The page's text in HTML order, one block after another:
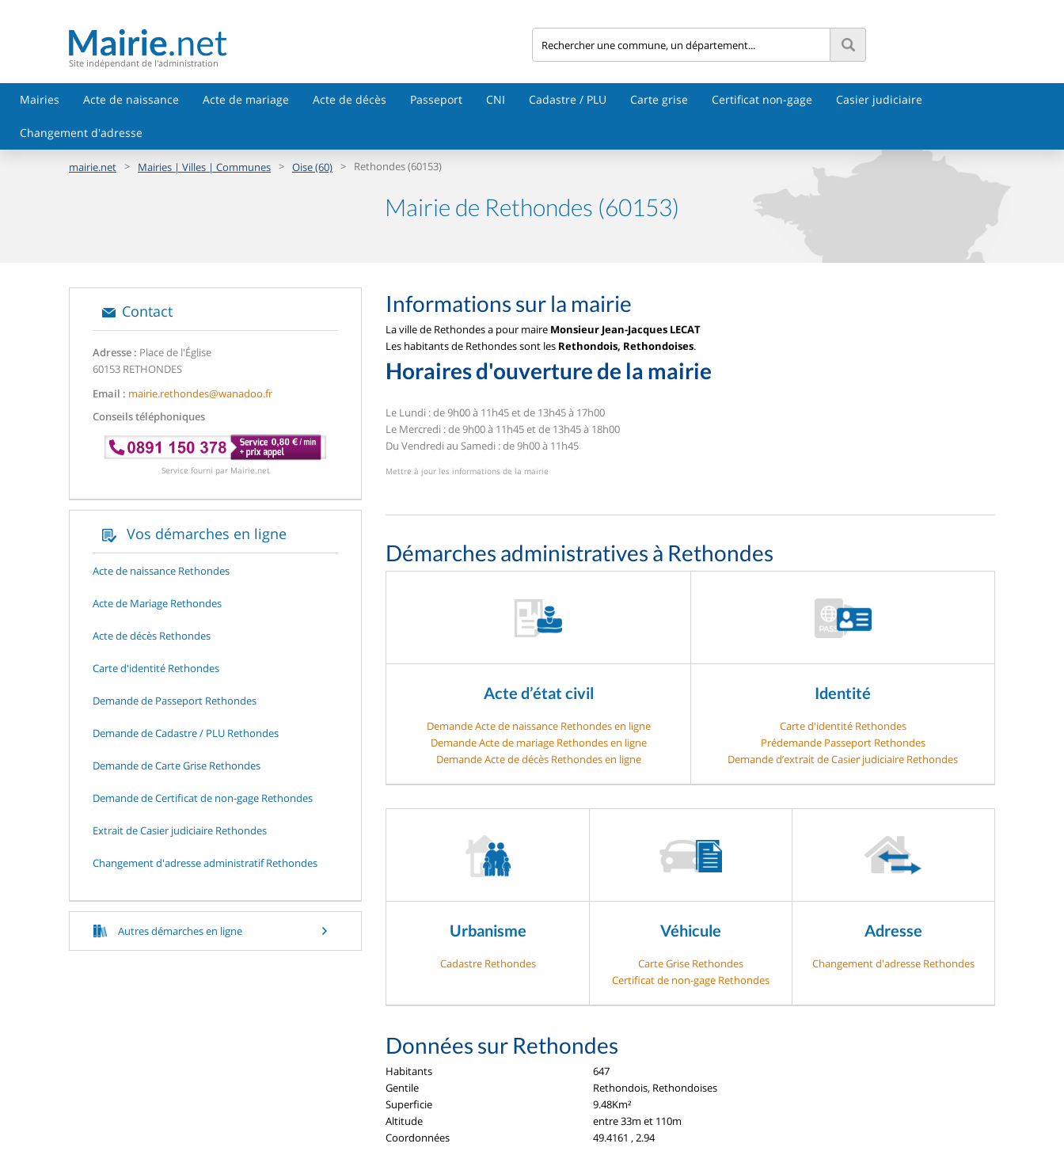
Site indépendant de l'administration
Mairies Acte de naissance Acte de mariage Acte de décès Passeport CNI Cadastre / PLU Carte grise Certificat non-gage Casier judiciaire
Changement d'adresse
mairie.net > Mairies | Villes | Communes > Oise (60) > Rethondes (60153)
Mairie de Rethondes (60153)
Contact
Adresse : Place de l'Église
60153 RETHONDES
Email : mairie.rethondes@wanadoo.fr
Conseils téléphoniques
Service fourni par Mairie.net
Vos démarches en ligne
Acte de naissance Rethondes
Acte de Mariage Rethondes
Acte de décès Rethondes
Carte d'identité Rethondes
Demande de Passeport Rethondes
Demande de Cadastre / PLU Rethondes
Demande de Carte Grise Rethondes
Demande de Certificat de non-gage Rethondes
Extrait de Casier judiciaire Rethondes
Changement d'adresse administratif Rethondes
Autres démarches en ligne
Informations sur la mairie
La ville de Rethondes a pour maire Monsieur Jean-Jacques LECAT
Les habitants de Rethondes sont les Rethondois, Rethondoises.
Horaires d'ouverture de la mairie
Le Lundi : de 9h00 à 11h45 et de 13h45 à 17h00
Le Mercredi : de 9h00 à 11h45 et de 13h45 à 18h00
Du Vendredi au Samedi : de 9h00 à 11h45
Mettre à jour les informations de la mairie
Démarches administratives à Rethondes
Acte d’état civil
Demande Acte de naissance Rethondes en ligne
Demande Acte de mariage Rethondes en ligne
Demande Acte de décès Rethondes en ligne
Identité
Carte d'identité Rethondes
Prédemande Passeport Rethondes
Demande d’extrait de Casier judiciaire Rethondes
Urbanisme
Cadastre Rethondes
Véhicule
Carte Grise Rethondes
Certificat de non-gage Rethondes
Adresse
Changement d'adresse Rethondes
Données sur Rethondes
Habitants
647
Gentile
Rethondois, Rethondoises
Superficie
9.48Km²
Altitude
entre 33m et 110m
Coordonnées
49.4161 , 2.94